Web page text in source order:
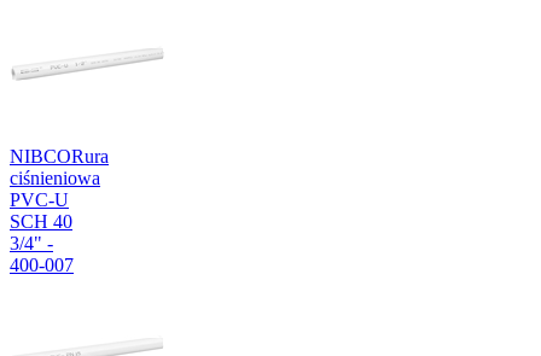
NIBCORura
ciśnieniowa
PVC-U
SCH 40
3/4" -
400-007